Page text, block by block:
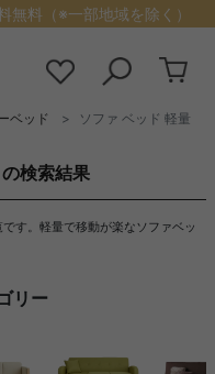
無料（※一部地域を除く）
ベッド ソファ ベッド 軽量
検索結果
す。軽量で移動が楽なソファベッ
リー